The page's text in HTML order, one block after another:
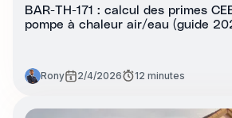
BAR-TH-171 : calcul des primes
pompe à chaleur air/eau (guide
Rony 2/4/2026 12 minutes